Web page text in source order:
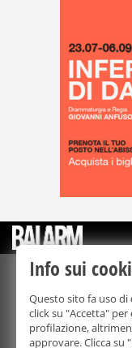
La riproduzione
forma,
Balarm.it è una
Info sui
Questo sito fa uso di
click su "Accetta"
profilazione,
approvare. Clicca su